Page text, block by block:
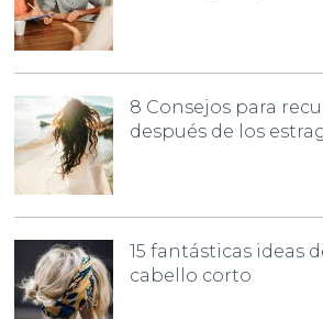
8 Consejos para
después de los
15 fantásticas ideas
cabello corto